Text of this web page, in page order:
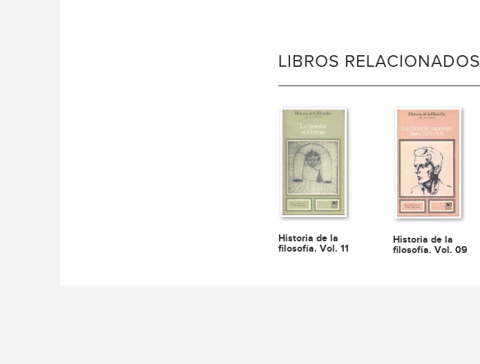
LIBROS RELACIONADOS
Historia de la
filosofía. Vol. 11
Historia de la
filosofía. Vol. 09